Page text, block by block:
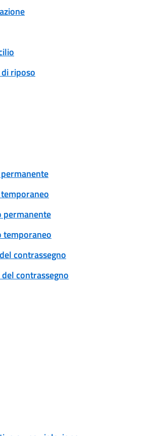
riposo
permanente
temporaneo
contrassegno
contrassegno